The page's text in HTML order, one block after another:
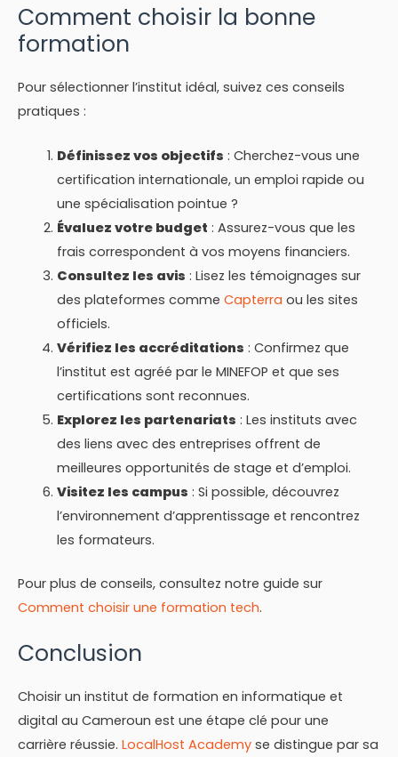
Comment choisir la bonne
formation
Pour sélectionner l’institut idéal, suivez ces conseils
pratiques :
Définissez vos objectifs : Cherchez-vous une
certification internationale, un emploi rapide ou
une spécialisation pointue ?
Évaluez votre budget : Assurez-vous que les
frais correspondent à vos moyens financiers.
Consultez les avis : Lisez les témoignages sur
des plateformes comme Capterra ou les sites
officiels.
Vérifiez les accréditations : Confirmez que
l’institut est agréé par le MINEFOP et que ses
certifications sont reconnues.
Explorez les partenariats : Les instituts avec
des liens avec des entreprises offrent de
meilleures opportunités de stage et d’emploi.
Visitez les campus : Si possible, découvrez
l’environnement d’apprentissage et rencontrez
les formateurs.
Pour plus de conseils, consultez notre guide sur
Comment choisir une formation tech.
Conclusion
Choisir un institut de formation en informatique et
digital au Cameroun est une étape clé pour une
carrière réussie. LocalHost Academy se distingue par sa